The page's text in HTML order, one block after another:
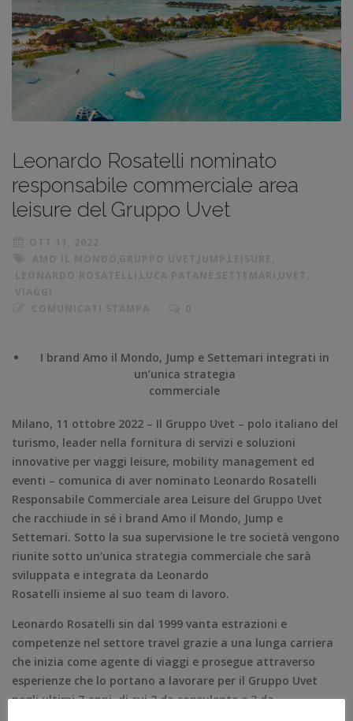
Leonardo Rosatelli nominato
responsabile commerciale area
leisure del Gruppo Uvet
I brand Amo il Mondo, Jump e Settemari integrati in
un’unica strategia
commerciale
Milano, 11 ottobre 2022 – Il Gruppo Uvet – polo italiano del
turismo, leader nella fornitura di servizi e soluzioni
innovative per viaggi leisure, mobility management ed
eventi – comunica di aver nominato Leonardo Rosatelli
Responsabile Commerciale area Leisure del Gruppo Uvet
che racchiude in sé i brand Amo il Mondo, Jump e
Settemari. Sotto la sua supervisione le tre società vengono
riunite sotto un’unica strategia commerciale che sarà
sviluppata e integrata da Leonardo
Rosatelli insieme al suo team di lavoro.
Leonardo Rosatelli sin dal 1999 vanta estrazioni e
competenze nel settore travel grazie a una lunga carriera
che inizia come agente di viaggi e prosegue attraverso
esperienze che lo portano a lavorare per il Gruppo Uvet
negli ultimi 7 anni, di cui 2 da consulente e 3 da